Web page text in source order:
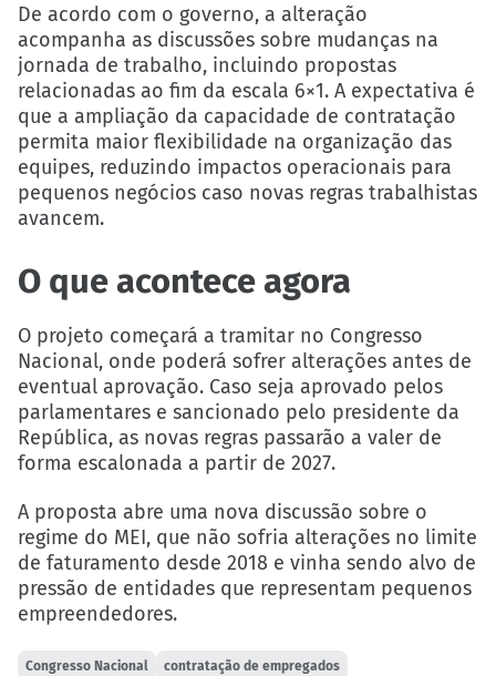
De acordo com o governo, a alteração
acompanha as discussões sobre mudanças na
jornada de trabalho, incluindo propostas
relacionadas ao fim da escala 6×1. A expectativa é
que a ampliação da capacidade de contratação
permita maior flexibilidade na organização das
equipes, reduzindo impactos operacionais para
pequenos negócios caso novas regras trabalhistas
avancem.
O que acontece agora
O projeto começará a tramitar no Congresso
Nacional, onde poderá sofrer alterações antes de
eventual aprovação. Caso seja aprovado pelos
parlamentares e sancionado pelo presidente da
República, as novas regras passarão a valer de
forma escalonada a partir de 2027.
A proposta abre uma nova discussão sobre o
regime do MEI, que não sofria alterações no limite
de faturamento desde 2018 e vinha sendo alvo de
pressão de entidades que representam pequenos
empreendedores.
Congresso Nacional contratação de empregados